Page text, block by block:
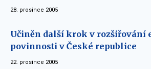
28. prosince 2005
Učiněn další krok v rozšiřování
povinnosti v České republice
22. prosince 2005